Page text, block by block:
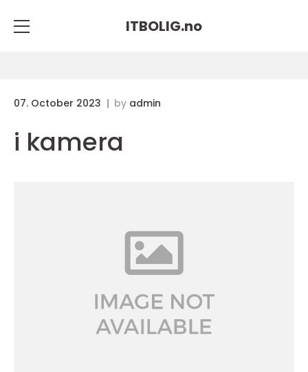
ITBOLIG.no
07. October 2023 by admin
i kamera